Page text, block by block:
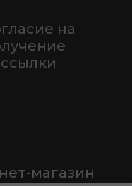
на
магазин